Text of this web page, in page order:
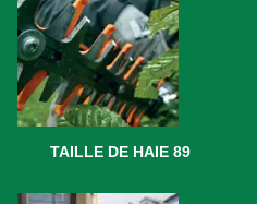
TAILLE DE HAIE 89